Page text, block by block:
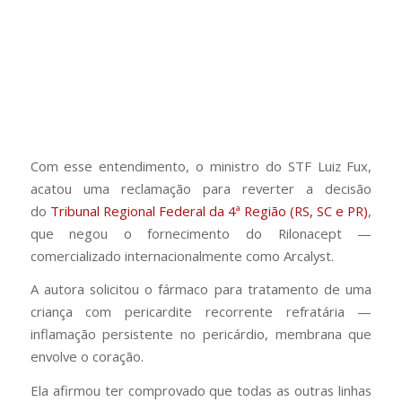
Com esse entendimento, o ministro do STF Luiz Fux,
acatou uma reclamação para reverter a decisão
do Tribunal Regional Federal da 4ª Região (RS, SC e PR),
que negou o fornecimento do Rilonacept—
comercializado internacionalmente como Arcalyst.
A autora solicitou o fármaco para tratamento de uma
criança com pericardite recorrente refratária —
inflamação persistente no pericárdio, membrana que
envolve o coração.
Ela afirmou ter comprovado que todas as outras linhas